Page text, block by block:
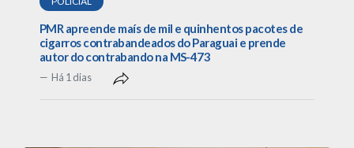
PMR apreende maís de mil e quinhentos pacotes de
cigarros contrabandeados do Paraguai e prende
autor do contrabando na MS-473
Há 1 dias